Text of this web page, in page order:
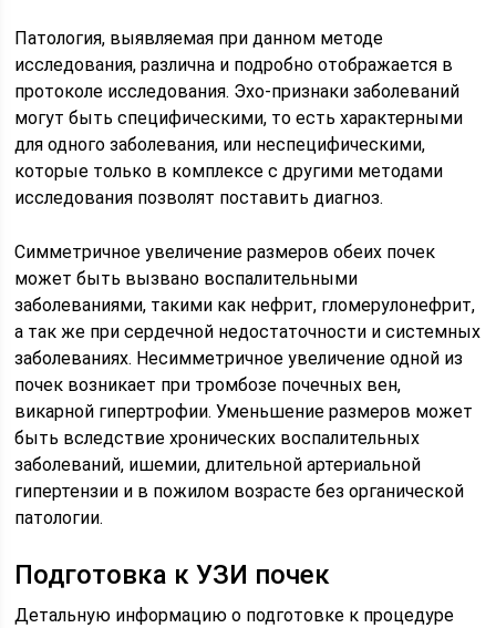
Патология, выявляемая при данном методе
исследования, различна и подробно отображается в
протоколе исследования. Эхо-признаки заболеваний
могут быть специфическими, то есть характерными
для одного заболевания, или неспецифическими,
которые только в комплексе с другими методами
исследования позволят поставить диагноз.
Симметричное увеличение размеров обеих почек
может быть вызвано воспалительными
заболеваниями, такими как нефрит, гломерулонефрит,
а так же при сердечной недостаточности и системных
заболеваниях. Несимметричное увеличение одной из
почек возникает при тромбозе почечных вен,
викарной гипертрофии. Уменьшение размеров может
быть вследствие хронических воспалительных
заболеваний, ишемии, длительной артериальной
гипертензии и в пожилом возрасте без органической
патологии.
Подготовка к УЗИ почек
Детальную информацию о подготовке к процедуре